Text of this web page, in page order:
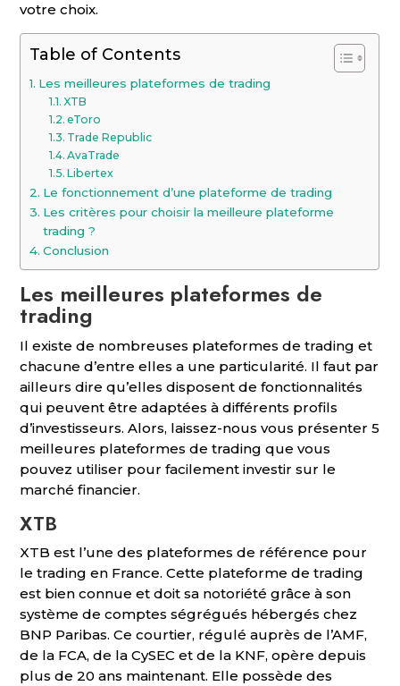
votre choix.
Table of Contents
Les meilleures plateformes de trading
XTB
eToro
Trade Republic
AvaTrade
Libertex
Le fonctionnement d’une plateforme de trading
Les critères pour choisir la meilleure plateforme
trading ?
Conclusion
Les meilleures plateformes de
trading
Il existe de nombreuses plateformes de trading et
chacune d’entre elles a une particularité. Il faut par
ailleurs dire qu’elles disposent de fonctionnalités
qui peuvent être adaptées à différents profils
d’investisseurs. Alors, laissez-nous vous présenter 5
meilleures plateformes de trading que vous
pouvez utiliser pour facilement investir sur le
marché financier.
XTB
XTB est l’une des plateformes de référence pour
le trading en France. Cette plateforme de trading
est bien connue et doit sa notoriété grâce à son
système de comptes ségrégués hébergés chez
BNP Paribas. Ce courtier, régulé auprès de l’AMF,
de la FCA, de la CySEC et de la KNF, opère depuis
plus de 20 ans maintenant. Elle possède des